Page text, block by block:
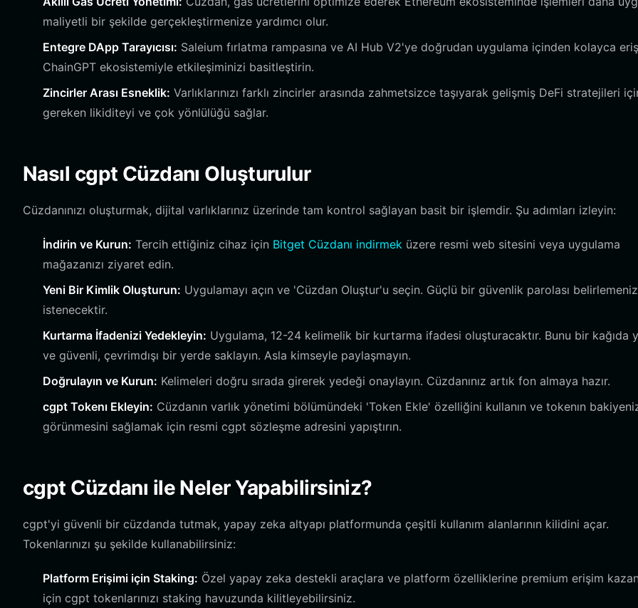
maliyetli bir şekilde gerçekleştirmenize yardımcı olur.
Entegre DApp Tarayıcısı: Saleium fırlatma rampasına ve AI Hub V2'ye doğrudan uygulama içinden kolayca
ChainGPT ekosistemiyle etkileşiminizi basitleştirin.
Zincirler Arası Esneklik: Varlıklarınızı farklı zincirler arasında zahmetsizce taşıyarak gelişmiş DeFi stratejileri
gereken likiditeyi ve çok yönlülüğü sağlar.
Nasıl cgpt Cüzdanı Oluşturulur
Cüzdanınızı oluşturmak, dijital varlıklarınız üzerinde tam kontrol sağlayan basit bir işlemdir. Şu adımları izleyin:
İndirin ve Kurun: Tercih ettiğiniz cihaz için Bitget Cüzdanı indirmek üzere resmi web sitesini veya uygulama
mağazanızı ziyaret edin.
Yeni Bir Kimlik Oluşturun: Uygulamayı açın ve 'Cüzdan Oluştur'u seçin. Güçlü bir güvenlik parolası belirlemeniz
istenecektir.
Kurtarma İfadenizi Yedekleyin: Uygulama, 12-24 kelimelik bir kurtarma ifadesi oluşturacaktır. Bunu bir kağıda
ve güvenli, çevrimdışı bir yerde saklayın. Asla kimseyle paylaşmayın.
Doğrulayın ve Kurun: Kelimeleri doğru sırada girerek yedeği onaylayın. Cüzdanınız artık fon almaya hazır.
cgpt Tokenı Ekleyin: Cüzdanın varlık yönetimi bölümündeki 'Token Ekle' özelliğini kullanın ve tokenın
görünmesini sağlamak için resmi cgpt sözleşme adresini yapıştırın.
cgpt Cüzdanı ile Neler Yapabilirsiniz?
cgpt'yi güvenli bir cüzdanda tutmak, yapay zeka altyapı platformunda çeşitli kullanım alanlarının kilidini açar.
Tokenlarınızı şu şekilde kullanabilirsiniz:
Platform Erişimi için Staking: Özel yapay zeka destekli araçlara ve platform özelliklerine premium erişim
için cgpt tokenlarınızı staking havuzunda kilitleyebilirsiniz.